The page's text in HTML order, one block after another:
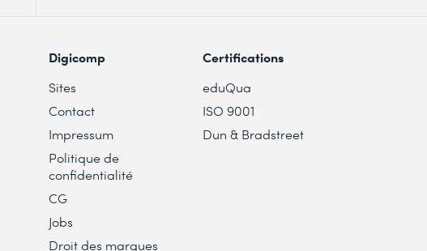
Digicomp
Sites
Contact
Impressum
Politique de
confidentialité
CG
Jobs
Droit des marques
Certifications
eduQua
ISO 9001
Dun & Bradstreet